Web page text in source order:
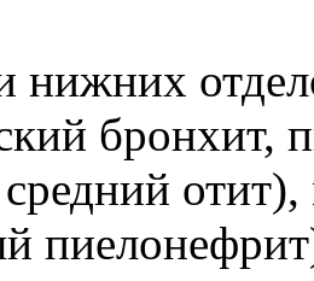
нижних
бронхит,